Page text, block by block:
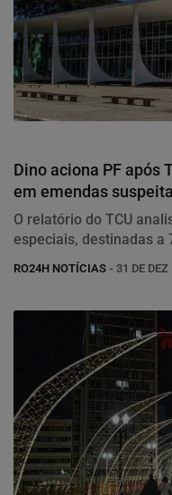
Dino aciona PF após
em emendas
O relatório do TCU
especiais, destinadas a
RO24H NOTÍCIAS - 31 DE DEZ